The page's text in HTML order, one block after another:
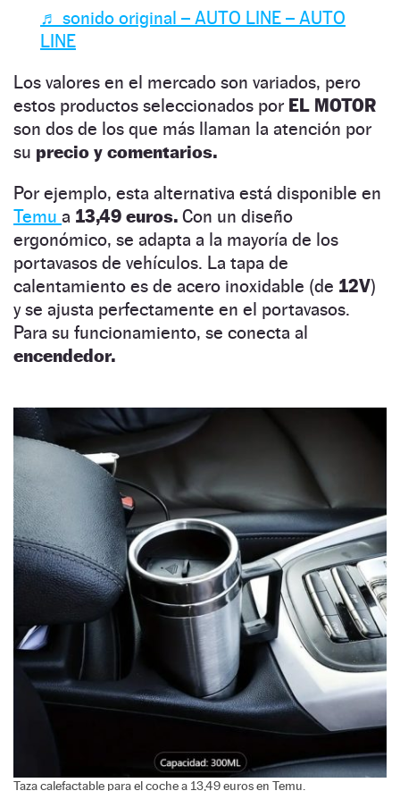
♬ sonido original – AUTO LINE – AUTO
LINE
Los valores en el mercado son variados, pero
estos productos seleccionados por EL MOTOR
son dos de los que más llaman la atención por
su precio y comentarios.
Por ejemplo, esta alternativa está disponible en
Temu a 13,49 euros. Con un diseño
ergonómico, se adapta a la mayoría de los
portavasos de vehículos. La tapa de
calentamiento es de acero inoxidable (de 12V)
y se ajusta perfectamente en el portavasos.
Para su funcionamiento, se conecta al
encendedor.
Taza calefactable para el coche a 13,49 euros en Temu.